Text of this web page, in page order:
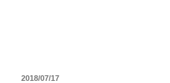
投
2018/07/17